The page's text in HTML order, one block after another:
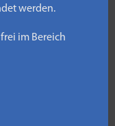
werden.
im Bereich